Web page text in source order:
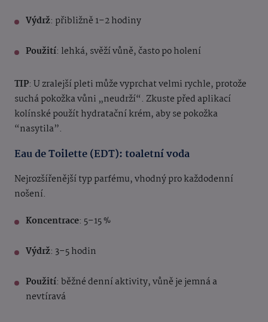
Výdrž: přibližně 1–2 hodiny
Použití: lehká, svěží vůně, často po holení
TIP: U zralejší pleti může vyprchat velmi rychle, protože
suchá pokožka vůni „neudrží“. Zkuste před aplikací
kolínské použít hydratační krém, aby se pokožka
“nasytila”.
Eau de Toilette (EDT): toaletní voda
Nejrozšířenější typ parfému, vhodný pro každodenní
nošení.
Koncentrace: 5–15 %
Výdrž: 3–5 hodin
Použití: běžné denní aktivity, vůně je jemná a
nevtíravá